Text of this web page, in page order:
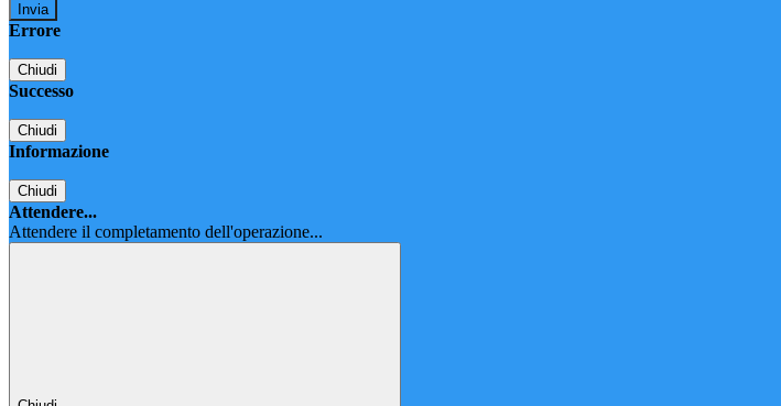
Errore
Chiudi
Successo
Chiudi
Informazione
Chiudi
Attendere...
Attendere il completamento dell'operazione...